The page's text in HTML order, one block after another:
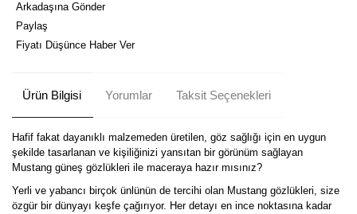
Arkadaşına Gönder
Paylaş
Fiyatı Düşünce Haber Ver
Ürün Bilgisi Yorumlar Taksit Seçenekleri
Hafif fakat dayanıklı malzemeden üretilen, göz sağlığı için en uygun
şekilde tasarlanan ve kişiliğinizi yansıtan bir görünüm sağlayan
Mustang güneş gözlükleri ile maceraya hazır mısınız?
Yerli ve yabancı birçok ünlünün de tercihi olan Mustang gözlükleri, size
özgür bir dünyayı keşfe çağırıyor. Her detayı en ince noktasına kadar